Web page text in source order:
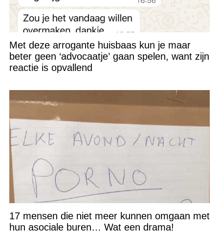
Met deze arrogante huisbaas kun je maar
beter geen ‘advocaatje’ gaan spelen, want zijn
reactie is opvallend
17 mensen die niet meer kunnen omgaan met
hun asociale buren… Wat een drama!